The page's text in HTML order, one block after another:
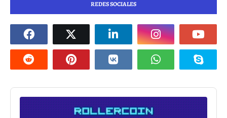
REDES SOCIALES